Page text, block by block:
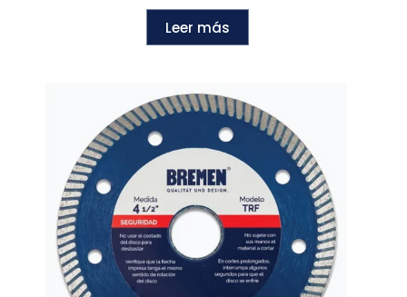
Leer más